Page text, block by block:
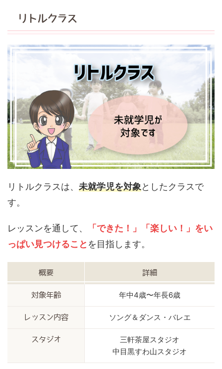
リトルクラス
リトルクラスは、 未就学児を対象としたクラスで
す。
レッスンを通して、
「できた！」「楽しい！」をい
っぱい見つけること を目指します。
概要 詳細
対象年齢 年中4歳〜年長6歳
レッスン内容 ソング＆ダンス・バレエ
スタジオ
三軒茶屋スタジオ
中目黒すわ山スタジオ